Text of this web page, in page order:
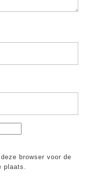
browser voor de
plaats.